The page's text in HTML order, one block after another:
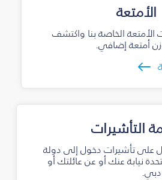
الأمتعة
الخاصة بنا واكتشف
أمتعة إضافي.
التأشيرات
على تأشيرات دخول إلى دولة
نيابة عنك أو عن عائلتك أو